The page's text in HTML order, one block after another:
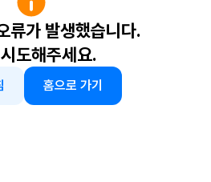
류가 발생했습니다.
도해주세요.
홈으로 가기